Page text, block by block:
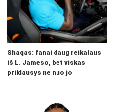
Shaqas: fanai daug reikalaus
iš L. Jameso, bet viskas
priklausys ne nuo jo